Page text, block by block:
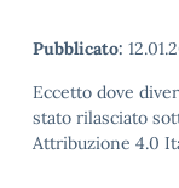
Pubblicato:
Eccetto dove
stato rilasciato
Attribuzione 4.0